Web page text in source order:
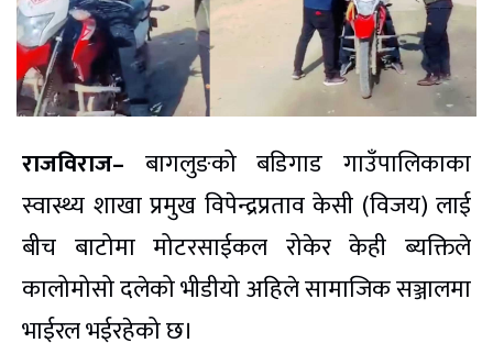
राजविराज– बागलुङको बडिगाड गाउँपालिकाका
स्वास्थ्य शाखा प्रमुख विपेन्द्रप्रताव केसी (विजय) लाई
बीच बाटोमा मोटरसाईकल रोकेर केही ब्यक्तिले
कालोमोसो दलेको भीडीयो अहिले सामाजिक सञ्जालमा
भाईरल भईरहेको छ।